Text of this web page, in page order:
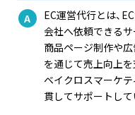
EC運営代行とは、
会社へ依頼できるサ
商品ページ制作や広
を通じて売上向上を
ベイクロスマーケ
貫してサポートして